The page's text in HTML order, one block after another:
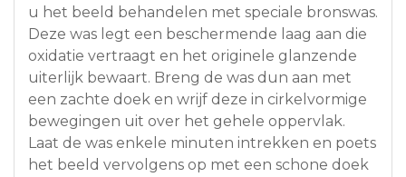
u het beeld behandelen met speciale bronswas.
Deze was legt een beschermende laag aan die
oxidatie vertraagt en het originele glanzende
uiterlijk bewaart. Breng de was dun aan met
een zachte doek en wrijf deze in cirkelvormige
bewegingen uit over het gehele oppervlak.
Laat de was enkele minuten intrekken en poets
het beeld vervolgens op met een schone doek